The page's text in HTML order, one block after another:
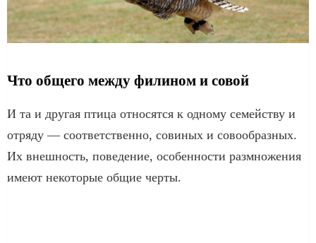
Что общего между филином и совой
И та и другая птица относятся к одному семейству и
отряду — соответственно, совиных и совообразных.
Их внешность, поведение, особенности размножения
имеют некоторые общие черты.